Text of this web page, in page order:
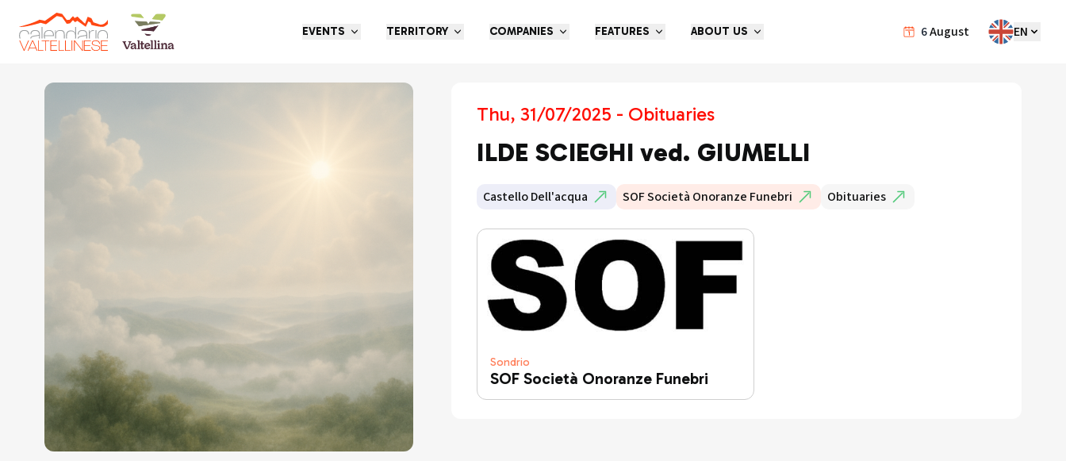
6August EN
EVENTS TERRITORY COMPANIES FEATURES ABOUT US
Go back
Thu, 31/07/2025 - Obituaries
ILDE SCIEGHI ved. GIUMELLI
Castello Dell'acqua SOF Società Onoranze Funebri Obituaries
Sondrio
SOF Società Onoranze Funebri